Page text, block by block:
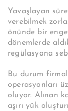
Yavaşlayan
verebilmek
önünde bir
dönemlerde
regülasyona
Bu durum
operasyonları
oluyor. Alınan
aşırı yük